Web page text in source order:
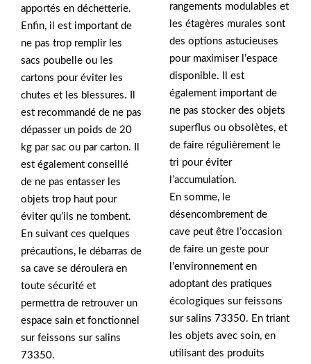
apportés en déchetterie.
Enfin, il est important de
ne pas trop remplir les
sacs poubelle ou les
cartons pour éviter les
chutes et les blessures. Il
est recommandé de ne pas
dépasser un poids de 20
kg par sac ou par carton. Il
est également conseillé
de ne pas entasser les
objets trop haut pour
éviter qu’ils ne tombent.
En suivant ces quelques
précautions, le débarras de
sa cave se déroulera en
toute sécurité et
permettra de retrouver un
espace sain et fonctionnel
sur feissons sur salins
73350.
rangements modulables et
les étagères murales sont
des options astucieuses
pour maximiser l’espace
disponible. Il est
également important de
ne pas stocker des objets
superflus ou obsolètes, et
de faire régulièrement le
tri pour éviter
l’accumulation.
En somme, le
désencombrement de
cave peut être l’occasion
de faire un geste pour
l’environnement en
adoptant des pratiques
écologiques sur feissons
sur salins 73350. En triant
les objets avec soin, en
utilisant des produits